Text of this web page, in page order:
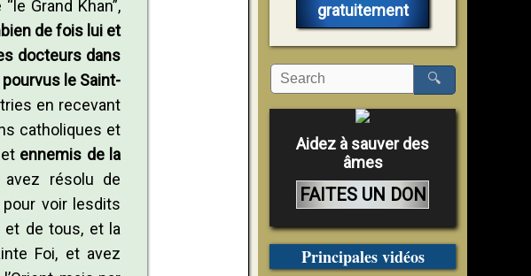
Grand Khan”,
de fois lui et
docteurs dans
le Saint-
en recevant
catholiques et
ennemis de la
avez résolu de
voir lesdits
et de tous, et la
Foi, et avez
gratuitement
🔍
Aidez à sauver des
âmes
FAITES UN DON
Principales vidéos